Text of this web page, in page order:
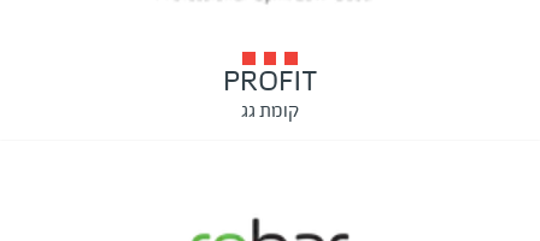
PROFIT
קומת גג